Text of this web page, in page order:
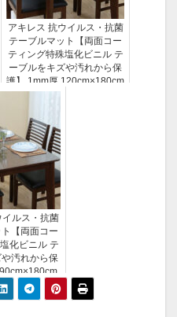
アキレス 抗ウイルス・抗菌
テーブルマット【両面コー
ティング特殊塩化ビニル テ
ーブルをキズや汚れから保
護】 1mm厚 120cm×180cm
ACH63637
イルス・抗菌
【両面コー
化ビニル テ
汚れから保